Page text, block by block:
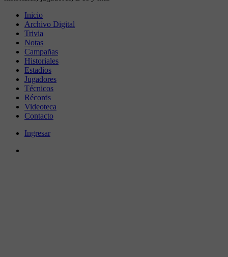
Inicio
Archivo Digital
Trivia
Notas
Campañas
Historiales
Estadios
Jugadores
Técnicos
Récords
Videoteca
Contacto
Ingresar